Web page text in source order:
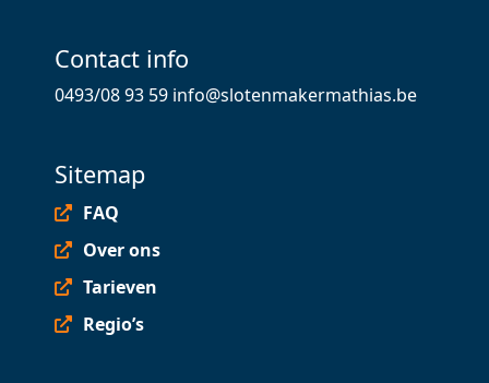
Contact info
0493/08 93 59 info@slotenmakermathias.be
Sitemap
FAQ
Over ons
Tarieven
Regio’s